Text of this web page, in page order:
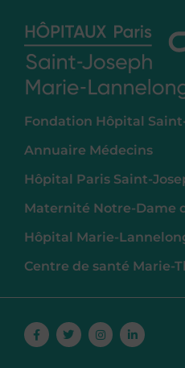
Fondation Hôpital
Annuaire Médecins
Hôpital Paris Saint-
Maternité Notre-Dame
Hôpital Marie-
Centre de santé Marie-
Facebook-
f
TwitterInstagramLinkedin-
in